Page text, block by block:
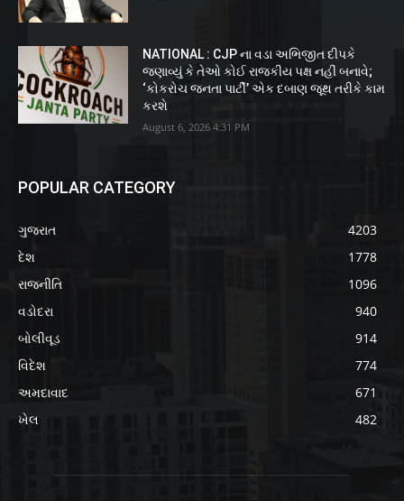
NATIONAL : CJP ના વડા અભિજીત દીપકે
જણાવ્યું કે તેઓ કોઈ રાજકીય પક્ષ નહીં બનાવે;
‘કોકરોચ જનતા પાર્ટી’ એક દબાણ જૂથ તરીકે કામ
કરશે
August 6, 2026 4:31 PM
POPULAR CATEGORY
ગુજરાત
4203
દેશ
1778
રાજનીતિ
1096
વડોદરા
940
બોલીવૂડ
914
વિદેશ
774
અમદાવાદ
671
ખેલ
482